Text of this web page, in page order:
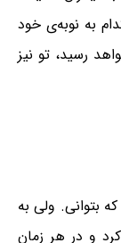
به نوبه‌ی خود
رسید، تو نیز
بتوانی. ولی به
و در هر زمان